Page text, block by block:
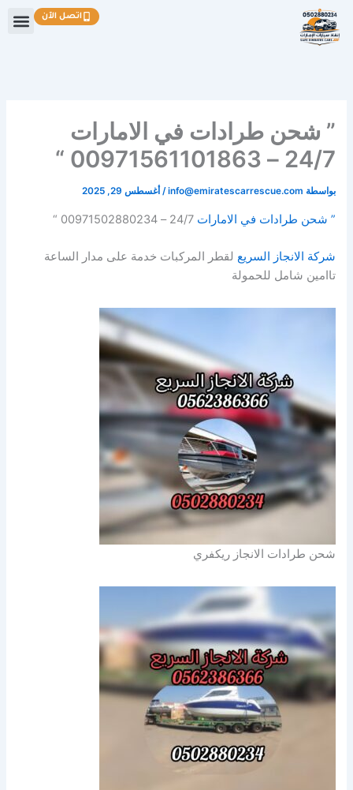
تخطي
إلى
المحتوى
اتصل الآن
” شحن طرادات في الامارات
24/7 – 00971561101863 “
بواسطة info@emiratescarrescue.com
/ أغسطس 29, 2025
” شحن طرادات في الامارات 24/7 – 00971502880234 “
شركة الانجاز السريع لقطر المركبات خدمة على مدار الساعة
تاامين شامل للحمولة
شحن طرادات الانجاز ريكفري